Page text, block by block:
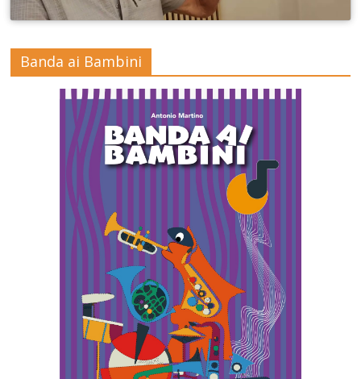
Banda ai Bambini